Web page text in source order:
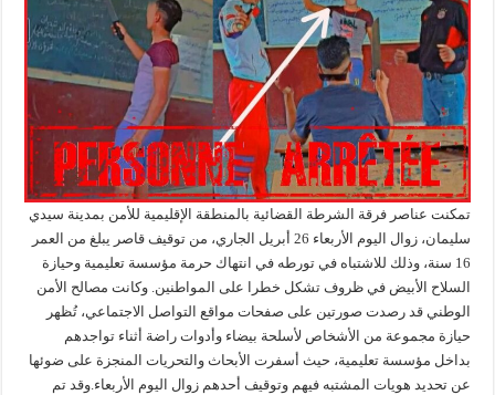
تمكنت عناصر فرقة الشرطة القضائية بالمنطقة الإقليمية للأمن بمدينة سيدي
سليمان، زوال اليوم الأربعاء 26 أبريل الجاري، من توقيف قاصر يبلغ من العمر
16 سنة، وذلك للاشتباه في تورطه في انتهاك حرمة مؤسسة تعليمية وحيازة
السلاح الأبيض في ظروف تشكل خطرا على المواطنين. وكانت مصالح الأمن
الوطني قد رصدت صورتين على صفحات مواقع التواصل الاجتماعي، تُظهر
حيازة مجموعة من الأشخاص لأسلحة بيضاء وأدوات راضة أثناء تواجدهم
بداخل مؤسسة تعليمية، حيث أسفرت الأبحاث والتحريات المنجزة على ضوئها
عن تحديد هويات المشتبه فيهم وتوقيف أحدهم زوال اليوم الأربعاء.وقد تم